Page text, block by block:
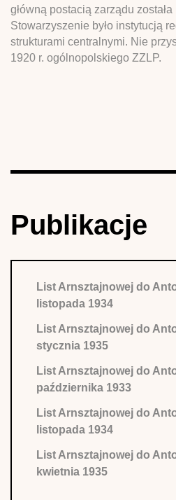
główną postacią zarządu
Stowarzyszenie było instytucją
strukturami centralnymi. Nie
1920 r. ogólnopolskiego ZZLP.
Publikacje
List Arnsztajnowej do
listopada 1934
List Arnsztajnowej do
stycznia 1935
List Arnsztajnowej do
października 1933
List Arnsztajnowej do
listopada 1934
List Arnsztajnowej do
kwietnia 1935